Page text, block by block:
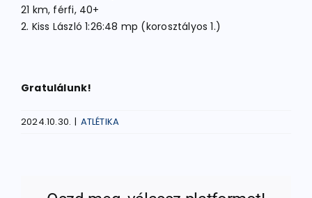
21 km, férfi, 40+
2. Kiss László 1:26:48 mp (korosztályos 1.)
Gratulálunk!
2024.10.30. | ATLÉTIKA